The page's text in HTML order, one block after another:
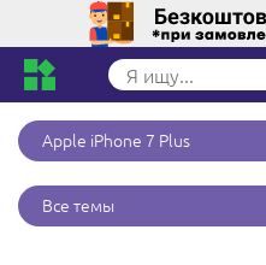
Apple iPhone 7 Plus
Все темы